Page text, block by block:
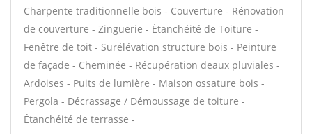
Charpente traditionnelle bois - Couverture - Rénovation
de couverture - Zinguerie - Étanchéité de Toiture -
Fenêtre de toit - Surélévation structure bois - Peinture
de façade - Cheminée - Récupération deaux pluviales -
Ardoises - Puits de lumière - Maison ossature bois -
Pergola - Décrassage / Démoussage de toiture -
Étanchéité de terrasse -